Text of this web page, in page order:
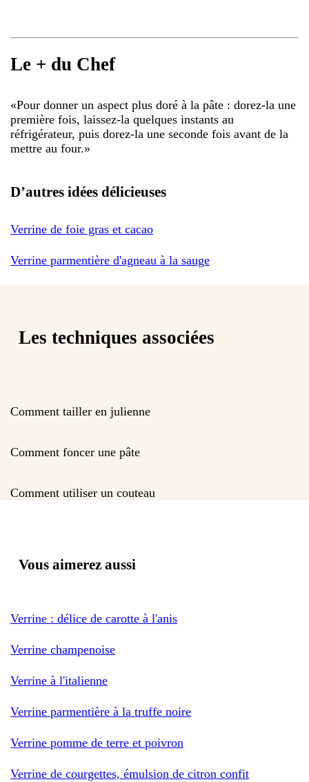
Le + du Chef
«Pour donner un aspect plus doré à la pâte : dorez-la une
première fois, laissez-la quelques instants au
réfrigérateur, puis dorez-la une seconde fois avant de la
mettre au four.»
D’autres idées délicieuses
Verrine de foie gras et cacao
Verrine parmentière d'agneau à la sauge
Les techniques associées
Comment tailler en julienne
Comment foncer une pâte
Comment utiliser un couteau
Vous aimerez aussi
Verrine : délice de carotte à l'anis
Verrine champenoise
Verrine à l'italienne
Verrine parmentière à la truffe noire
Verrine pomme de terre et poivron
Verrine de courgettes, émulsion de citron confit